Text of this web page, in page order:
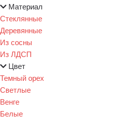
Материал
Стеклянные
Деревянные
Из сосны
Из ЛДСП
Цвет
Темный орех
Светлые
Венге
Белые